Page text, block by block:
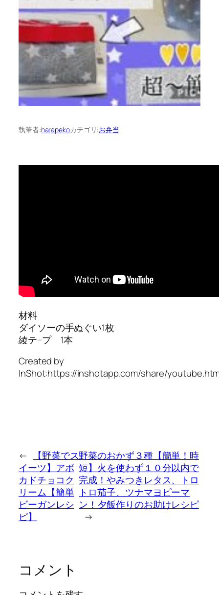
執筆者:harapekoカテゴリ:お弁当
材料
ダイソーの手ぬぐい1枚
綾テ−プ 1本
Created by
InShot:https://inshotapp.com/share/
←
【野菜でス
イーツ】アボ
カドチョコク
リーム【簡単
ビーガンレシ
ピ】
野菜のおかず３種【簡単！時
短】火を使わず１０分以内で
完成！やみつきレタス、トロ
トロ茄子、ツナマヨピーマ
ン！夕飯作りのお助けレシピ
→
コメント